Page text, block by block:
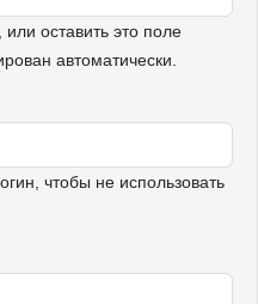
оставить это поле
автоматически.
чтобы не использовать